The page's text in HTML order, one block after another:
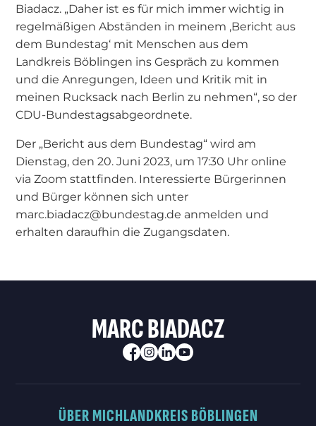
Biadacz. „Daher ist es für mich immer wichtig in
regelmäßigen Abständen in meinem ‚Bericht aus
dem Bundestag‘ mit Menschen aus dem
Landkreis Böblingen ins Gespräch zu kommen
und die Anregungen, Ideen und Kritik mit in
meinen Rucksack nach Berlin zu nehmen“, so der
CDU-Bundestagsabgeordnete.
Der „Bericht aus dem Bundestag“ wird am
Dienstag, den 20. Juni 2023, um 17:30 Uhr online
via Zoom stattfinden. Interessierte Bürgerinnen
und Bürger können sich unter
marc.biadacz@bundestag.de anmelden und
erhalten daraufhin die Zugangsdaten.
MARC BIADACZ
ÜBER MICHLANDKREIS BÖBLINGEN